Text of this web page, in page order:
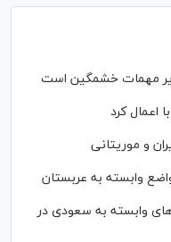
مهمات خشمگین است
اعمال کرد
و موریتانی
وابسته به عربستان
وابسته به سعودی در